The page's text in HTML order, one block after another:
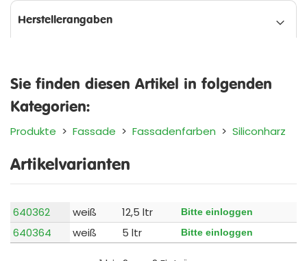
Herstellerangaben
Sie finden diesen Artikel in folgenden
Kategorien:
Produkte > Fassade > Fassadenfarben > Siliconharz
Artikelvarianten
640362 weiß 12,5 ltr Bitte einloggen
640364 weiß 5 ltr Bitte einloggen